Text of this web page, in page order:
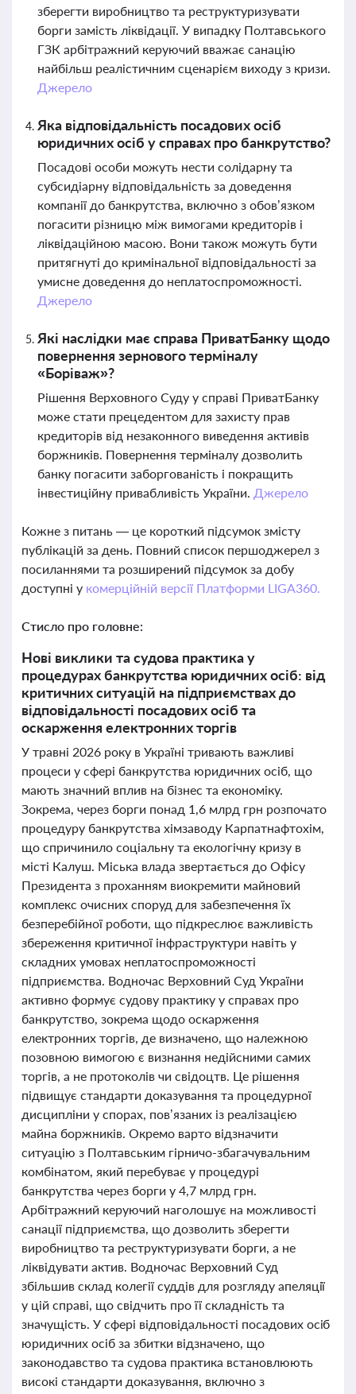
зберегти виробництво та реструктуризувати
борги замість ліквідації. У випадку Полтавського
ГЗК арбітражний керуючий вважає санацію
найбільш реалістичним сценарієм виходу з кризи.
Джерело
Яка відповідальність посадових осіб
юридичних осіб у справах про банкрутство?
Посадові особи можуть нести солідарну та
субсидіарну відповідальність за доведення
компанії до банкрутства, включно з обов’язком
погасити різницю між вимогами кредиторів і
ліквідаційною масою. Вони також можуть бути
притягнуті до кримінальної відповідальності за
умисне доведення до неплатоспроможності.
Джерело
Які наслідки має справа ПриватБанку щодо
повернення зернового терміналу
«Боріваж»?
Рішення Верховного Суду у справі ПриватБанку
може стати прецедентом для захисту прав
кредиторів від незаконного виведення активів
боржників. Повернення терміналу дозволить
банку погасити заборгованість і покращить
інвестиційну привабливість України. Джерело
Кожне з питань — це короткий підсумок змісту
публікацій за день. Повний список першоджерел з
посиланнями та розширений підсумок за добу
доступні у комерційній версії Платформи LIGA360.
Стисло про головне:
Нові виклики та судова практика у
процедурах банкрутства юридичних осіб: від
критичних ситуацій на підприємствах до
відповідальності посадових осіб та
оскарження електронних торгів
У травні 2026 року в Україні тривають важливі
процеси у сфері банкрутства юридичних осіб, що
мають значний вплив на бізнес та економіку.
Зокрема, через борги понад 1,6 млрд грн розпочато
процедуру банкрутства хімзаводу Карпатнафтохім,
що спричинило соціальну та екологічну кризу в
місті Калуш. Міська влада звертається до Офісу
Президента з проханням виокремити майновий
комплекс очисних споруд для забезпечення їх
безперебійної роботи, що підкреслює важливість
збереження критичної інфраструктури навіть у
складних умовах неплатоспроможності
підприємства. Водночас Верховний Суд України
активно формує судову практику у справах про
банкрутство, зокрема щодо оскарження
електронних торгів, де визначено, що належною
позовною вимогою є визнання недійсними самих
торгів, а не протоколів чи свідоцтв. Це рішення
підвищує стандарти доказування та процедурної
дисципліни у спорах, пов’язаних із реалізацією
майна боржників. Окремо варто відзначити
ситуацію з Полтавським гірничо-збагачувальним
комбінатом, який перебуває у процедурі
банкрутства через борги у 4,7 млрд грн.
Арбітражний керуючий наголошує на можливості
санації підприємства, що дозволить зберегти
виробництво та реструктуризувати борги, а не
ліквідувати актив. Водночас Верховний Суд
збільшив склад колегії суддів для розгляду апеляції
у цій справі, що свідчить про її складність та
значущість. У сфері відповідальності посадових осіб
юридичних осіб за збитки відзначено, що
законодавство та судова практика встановлюють
високі стандарти доказування, включно з